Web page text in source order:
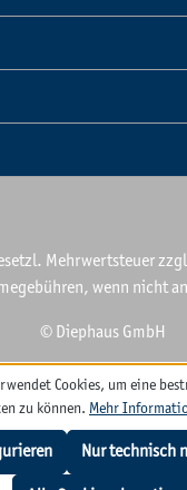
Mehrwertsteuer
wenn nicht
© Diephaus GmbH
Cookies, um eine
zu können. Mehr
Nur technisch